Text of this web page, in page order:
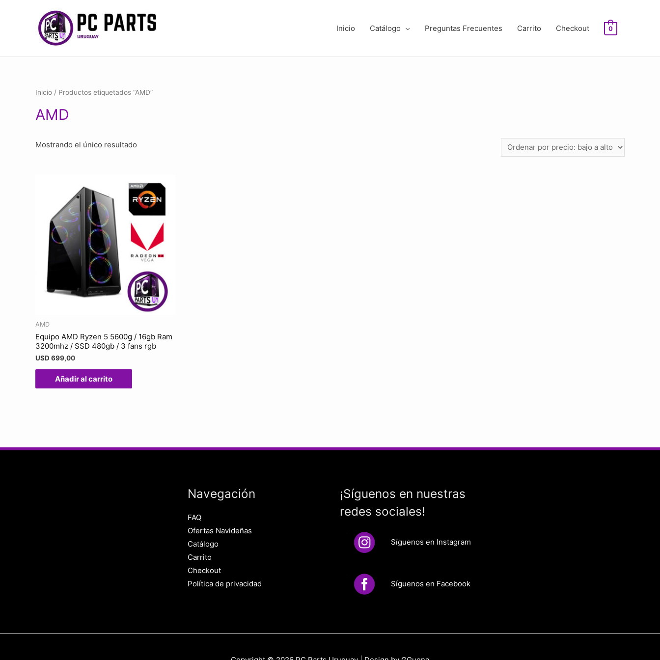
Inicio Catálogo Preguntas Frecuentes Carrito Checkout 0
Inicio / Productos etiquetados “AMD”
AMD
Mostrando el único resultado
AMD
Equipo AMD Ryzen 5 5600g / 16gb Ram
3200mhz / SSD 480gb / 3 fans rgb
USD 699,00
Añadir al carrito
Navegación
FAQ
Ofertas Navideñas
Catálogo
Carrito
Checkout
Política de privacidad
¡Síguenos en nuestras
redes sociales!
Síguenos en Instagram
Síguenos en Facebook